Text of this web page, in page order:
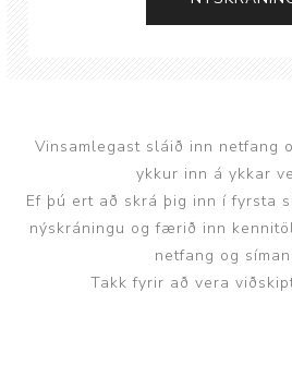
Vinsamlegast sláið inn netfang
ykkur inn á ykkar
Ef þú ert að skrá þig inn í fyrsta
nýskráningu og færið inn
netfang og
Takk fyrir að vera